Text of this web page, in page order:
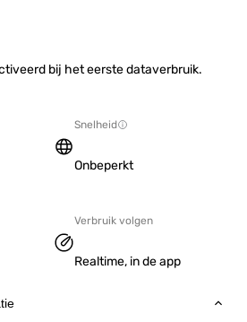
bij het eerste dataverbruik.
Snelheid
Onbeperkt
Verbruik volgen
Realtime, in de app